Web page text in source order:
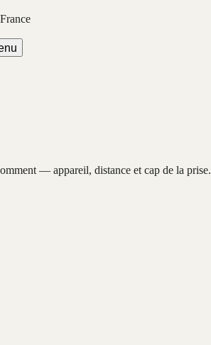
— appareil, distance et cap de la prise.